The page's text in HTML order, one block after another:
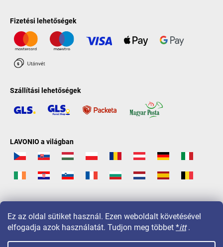
Ez az oldal sütiket használ. Ezen weboldalt követésével
elfogadja azok használatát. Tudjon meg többet *itt.
Fizetési lehetőségek
Szállítási lehetőségek
LAVONIO a világban